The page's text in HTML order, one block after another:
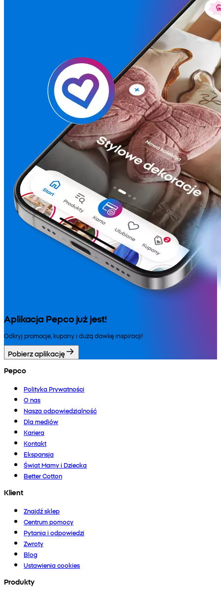
Aplikacja Pepco już jest!
Odkryj promocje, kupony i dużą dawkę inspiracji!
Pobierz aplikację
Pepco
Polityka Prywatności
O nas
Nasza odpowiedzialność
Dla mediów
Kariera
Kontakt
Ekspansja
Świat Mamy i Dziecka
Better Cotton
Klient
Znajdź sklep
Centrum pomocy
Pytania i odpowiedzi
Zwroty
Blog
Ustawienia cookies
Produkty